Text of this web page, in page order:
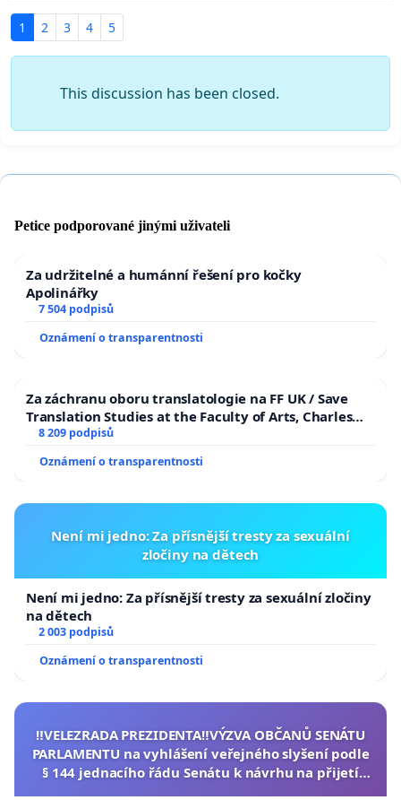
1 2 3 4 5
This discussion has been closed.
Petice podporované jinými uživateli
Za udržitelné a humánní řešení pro kočky
Apolinářky
7 504 podpisů
Oznámení o transparentnosti
Za záchranu oboru translatologie na FF UK / Save
Translation Studies at the Faculty of Arts, Charles
University
8 209 podpisů
Oznámení o transparentnosti
Není mi jedno: Za přísnější tresty za sexuální
zločiny na dětech
Není mi jedno: Za přísnější tresty za sexuální zločiny
na dětech
2 003 podpisů
Oznámení o transparentnosti
‼️VELEZRADA PREZIDENTA‼️VÝZVA OBČANŮ SENÁTU
PARLAMENTU na vyhlášení veřejného slyšení podle
§ 144 jednacího řádu Senátu k návrhu na přijetí